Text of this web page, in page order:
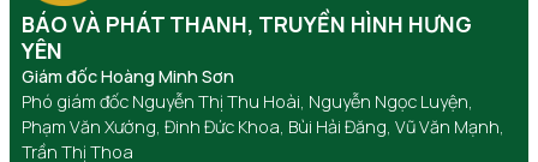
BÁO VÀ PHÁT THANH, TRUYỀN HÌNH HƯNG
YÊN
Giám đốc Hoàng Minh Sơn
Phó giám đốc Nguyễn Thị Thu Hoài, Nguyễn Ngọc Luyện,
Phạm Văn Xướng, Đinh Đức Khoa, Bùi Hải Đăng, Vũ Văn Mạnh,
Trần Thị Thoa